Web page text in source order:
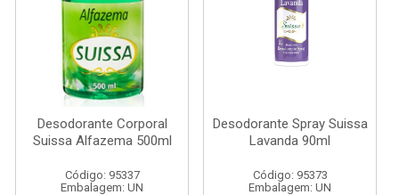
Desodorante Corporal
Suissa Alfazema 500ml
Código: 95337
Embalagem: UN
Desodorante Spray Suissa
Lavanda 90ml
Código: 95373
Embalagem: UN